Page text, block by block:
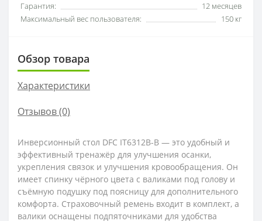
Гарантия:
12 месяцев
Максимальный вес пользователя:
150 кг
Обзор товара
Характеристики
Отзывов (0)
Инверсионный стол DFC IT6312B-B — это удобный и
эффективный тренажёр для улучшения осанки,
укрепления связок и улучшения кровообращения. Он
имеет спинку чёрного цвета с валиками под голову и
съёмную подушку под поясницу для дополнительного
комфорта. Страховочный ремень входит в комплект, а
валики оснащены подпяточниками для удобства